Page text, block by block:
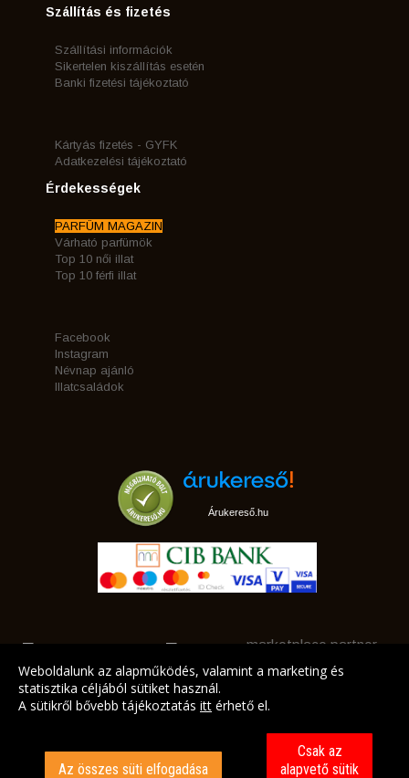
Szállítás és fizetés
Szállítási információk
Sikertelen kiszállítás esetén
Banki fizetési tájékoztató
Kártyás fizetés - GYFK
Adatkezelési tájékoztató
Érdekességek
PARFÜM MAGAZIN
Várható parfümök
Top 10 női illat
Top 10 férfi illat
Facebook
Instagram
Névnap ajánló
Illatcsaládok
Árukereső.hu
marketplace partner
Weboldalunk az alapműködés, valamint a marketing és
statisztika céljából sütiket használ.
A sütikről bővebb tájékoztatás itt érhető el.
Az összes süti elfogadása
Csak az
alapvető sütik